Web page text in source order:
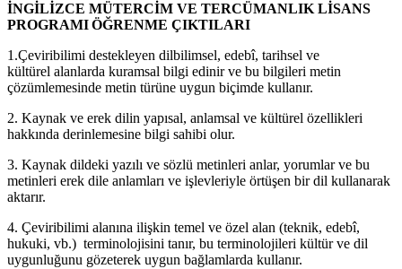
İNGİLİZCE MÜTERCİM VE TERCÜMANLIK LİSANS
PROGRAMI ÖĞRENME ÇIKTILARI
1.Çeviribilimi destekleyen dilbilimsel, edebî, tarihsel ve
kültürel alanlarda kuramsal bilgi edinir ve bu bilgileri metin
çözümlemesinde metin türüne uygun biçimde kullanır.
2. Kaynak ve erek dilin yapısal, anlamsal ve kültürel özellikleri
hakkında derinlemesine bilgi sahibi olur.
3. Kaynak dildeki yazılı ve sözlü metinleri anlar, yorumlar ve bu
metinleri erek dile anlamları ve işlevleriyle örtüşen bir dil kullanarak
aktarır.
4. Çeviribilimi alanına ilişkin temel ve özel alan (teknik, edebî,
hukuki, vb.) terminolojisini tanır, bu terminolojileri kültür ve dil
uygunluğunu gözeterek uygun bağlamlarda kullanır.